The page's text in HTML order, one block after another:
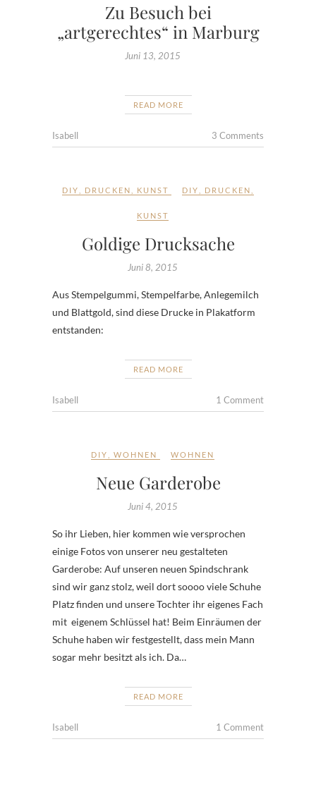
Zu Besuch bei
„artgerechtes“ in Marburg
Juni 13, 2015
READ MORE
Isabell 3 Comments
DIY DRUCKEN KUNST DIY DRUCKEN
KUNST
Goldige Drucksache
Juni 8, 2015
Aus Stempelgummi, Stempelfarbe, Anlegemilch
und Blattgold, sind diese Drucke in Plakatform
entstanden:
READ MORE
Isabell 1 Comment
DIY WOHNEN WOHNEN
Neue Garderobe
Juni 4, 2015
So ihr Lieben, hier kommen wie versprochen
einige Fotos von unserer neu gestalteten
Garderobe: Auf unseren neuen Spindschrank
sind wir ganz stolz, weil dort soooo viele Schuhe
Platz finden und unsere Tochter ihr eigenes Fach
mit eigenem Schlüssel hat! Beim Einräumen der
Schuhe haben wir festgestellt, dass mein Mann
sogar mehr besitzt als ich. Da…
READ MORE
Isabell 1 Comment